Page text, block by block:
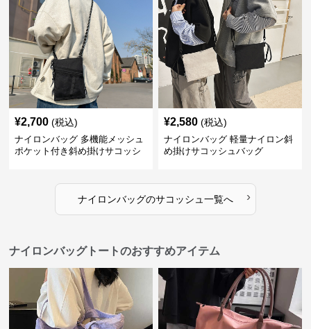
¥2,700 (税込)
ナイロンバッグ 多機能メッシュ
ポケット付き斜め掛けサコッシ
¥2,580 (税込)
ナイロンバッグ 軽量ナイロン斜
め掛けサコッシュバッグ
ナイロンバッグのサコッシュ 一覧へ ›
ナイロンバッグトートのおすすめアイテム